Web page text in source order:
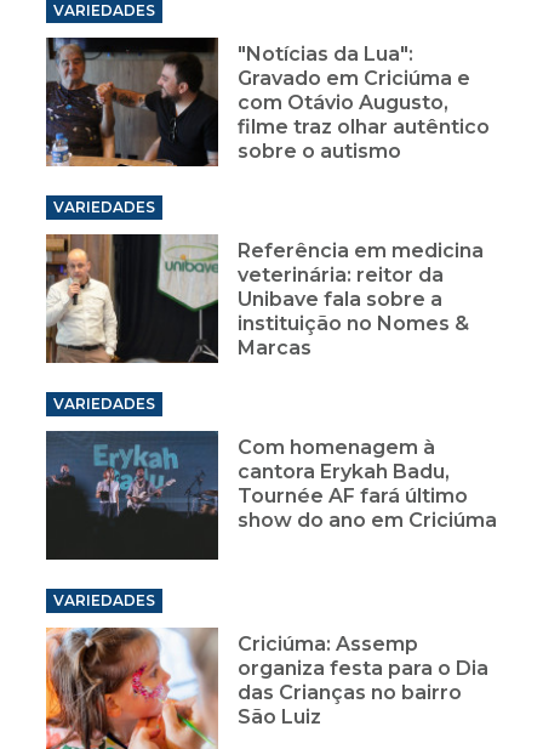
VARIEDADES
"Notícias da Lua":
Gravado em Criciúma e
com Otávio Augusto,
filme traz olhar autêntico
sobre o autismo
VARIEDADES
Referência em medicina
veterinária: reitor da
Unibave fala sobre a
instituição no Nomes &
Marcas
VARIEDADES
Com homenagem à
cantora Erykah Badu,
Tournée AF fará último
show do ano em Criciúma
VARIEDADES
Criciúma: Assemp
organiza festa para o Dia
das Crianças no bairro
São Luiz